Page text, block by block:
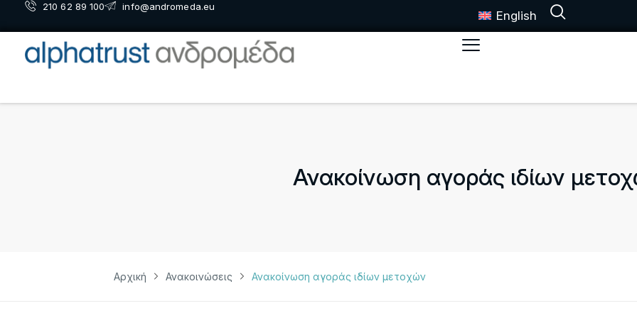
210 62 89 100 info@andromeda.eu
English
Ανακοίνωση αγοράς ιδίων
Αρχική Ανακοινώσεις Ανακοίνωση αγοράς ιδίων μετοχών